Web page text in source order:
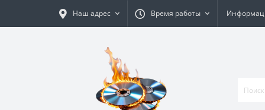
Наш адрес Время работы